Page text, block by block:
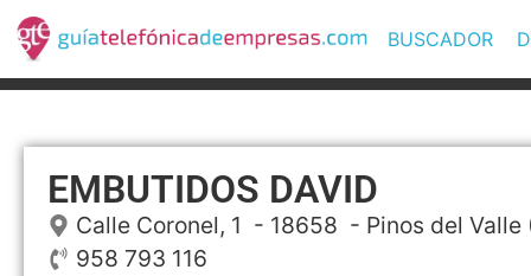
BUSCADOR
EMBUTIDOS DAVID
Calle Coronel, 1 - 18658 - Pinos del Valle
958 793 116